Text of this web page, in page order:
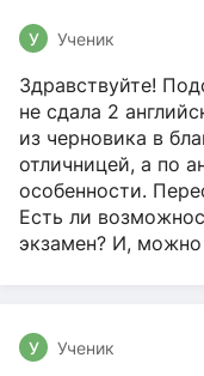
У Ученик
Здравствуйте!
не сдала 2
из черновика в
отличницей, а по
особенности.
Есть ли
экзамен? И, можно
У Ученик